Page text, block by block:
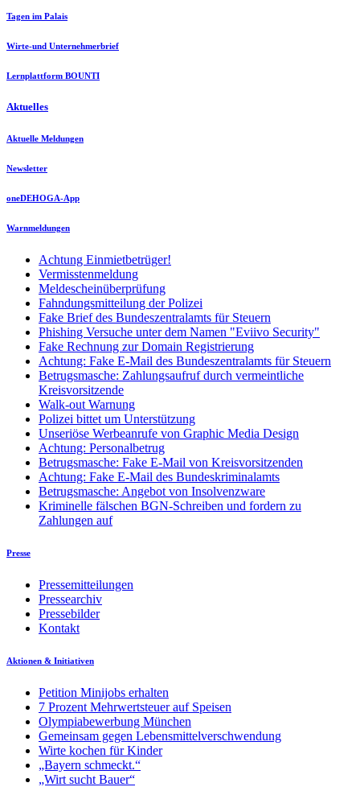
Tagen im Palais
Wirte-und Unternehmerbrief
Lernplattform BOUNTI
Aktuelles
Aktuelle Meldungen
Newsletter
oneDEHOGA-App
Warnmeldungen
Achtung Einmietbetrüger!
Vermisstenmeldung
Meldescheinüberprüfung
Fahndungsmitteilung der Polizei
Fake Brief des Bundeszentralamts für Steuern
Phishing Versuche unter dem Namen "Eviivo Security"
Fake Rechnung zur Domain Registrierung
Achtung: Fake E-Mail des Bundeszentralamts für Steuern
Betrugsmasche: Zahlungsaufruf durch vermeintliche
Kreisvorsitzende
Walk-out Warnung
Polizei bittet um Unterstützung
Unseriöse Werbeanrufe von Graphic Media Design
Achtung: Personalbetrug
Betrugsmasche: Fake E-Mail von Kreisvorsitzenden
Achtung: Fake E-Mail des Bundeskriminalamts
Betrugsmasche: Angebot von Insolvenzware
Kriminelle fälschen BGN-Schreiben und fordern zu
Zahlungen auf
Presse
Pressemitteilungen
Pressearchiv
Pressebilder
Kontakt
Aktionen & Initiativen
Petition Minijobs erhalten
7 Prozent Mehrwertsteuer auf Speisen
Olympiabewerbung München
Gemeinsam gegen Lebensmittelverschwendung
Wirte kochen für Kinder
„Bayern schmeckt.“
„Wirt sucht Bauer“